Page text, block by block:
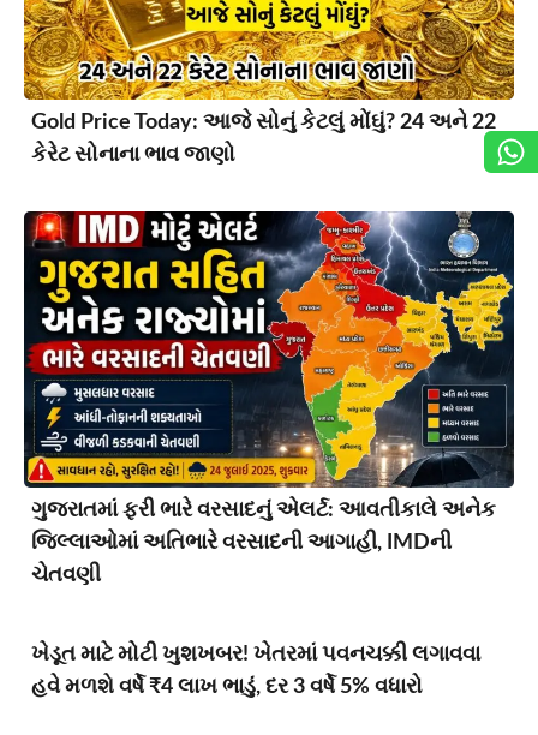
Gold Price Today: આજે સોનું કેટલું મોંઘું? 24 અને 22
કેરેટ સોનાના ભાવ જાણો
ગુજરાતમાં ફરી ભારે વરસાદનું એલર્ટ: આવતીકાલે અનેક
જિલ્લાઓમાં અતિભારે વરસાદની આગાહી, IMDની
ચેતવણી
ખેડૂત માટે મોટી ખુશખબર! ખેતરમાં પવનચક્કી લગાવવા
હવે મળશે વર્ષે ₹4 લાખ ભાડું, દર 3 વર્ષે 5% વધારો